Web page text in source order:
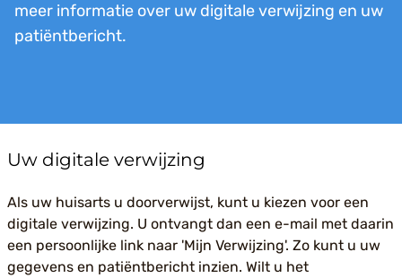
meer informatie over uw digitale verwijzing en uw
patiëntbericht.
Uw digitale verwijzing
Als uw huisarts u doorverwijst, kunt u kiezen voor een
digitale verwijzing. U ontvangt dan een e-mail met daarin
een persoonlijke link naar 'Mijn Verwijzing'. Zo kunt u uw
gegevens en patiëntbericht inzien. Wilt u het